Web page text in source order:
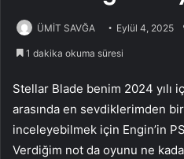
ÜMİT SAVĞA Eylül 4, 2025
1 dakika okuma süresi
Stellar Blade benim 2024 yılı
arasında en sevdiklerimden
inceleyebilmek için Engin’in
Verdiğim not da oyunu ne